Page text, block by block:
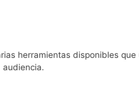
herramientas disponibles
audiencia.